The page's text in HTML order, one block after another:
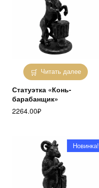
Читать далее
Статуэтка «Конь-
барабанщик»
2264.00₽
Новинка!